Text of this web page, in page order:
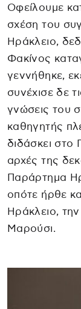
Οφείλουμε
σχέση του
Ηράκλειο,
Φακίνος
γεννήθηκε,
συνέχισε δε
γνώσεις του
καθηγητής
διδάσκει στο
αρχές της
Παράρτημα
οπότε ήρθε
Ηράκλειο,
Μαρούσι.